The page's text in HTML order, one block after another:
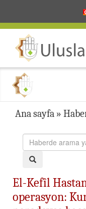
Ana sayfa »
El-Kefîl
operasyon: